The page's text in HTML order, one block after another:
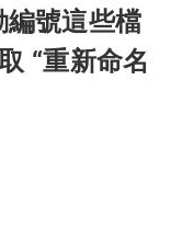
號這些檔
“重新命名